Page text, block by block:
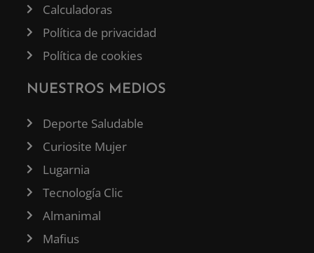
Calculadoras
Política de privacidad
Política de cookies
NUESTROS MEDIOS
Deporte Saludable
Curiosite Mujer
Lugarnia
Tecnología Clic
Almanimal
Mafius